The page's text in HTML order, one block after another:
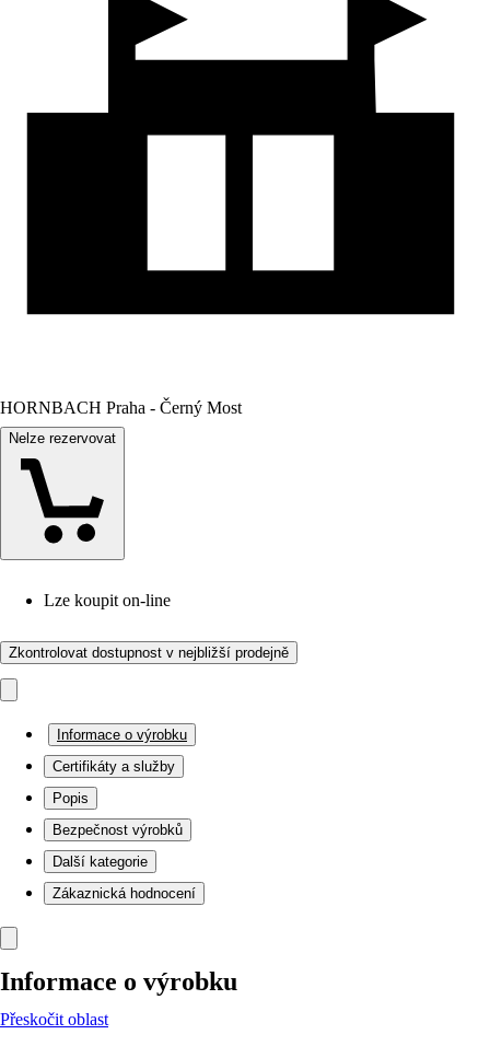
HORNBACH Praha - Černý Most
Nelze rezervovat
Lze koupit on-line
Zkontrolovat dostupnost v nejbližší prodejně
Informace o výrobku
Certifikáty a služby
Popis
Bezpečnost výrobků
Další kategorie
Zákaznická hodnocení
Informace o výrobku
Přeskočit oblast